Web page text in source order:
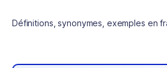
Définitions, synonymes, exemples en